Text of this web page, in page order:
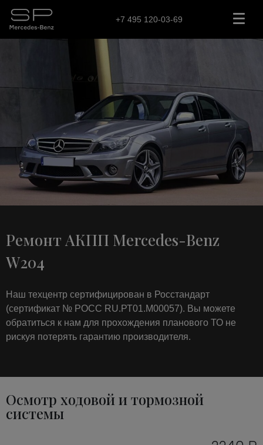
+7 495 120-03-69
Ремонт АКПП Mercedes-Benz
W204
Наш техцентр сертифицирован в Росстандарт
(сертификат № РОСС RU.РТ01.М00057). Вы можете
обратиться к нам для прохождения планового ТО не
рискуя потерять гарантию производителя.
Осмотр ходовой и тормозной
системы